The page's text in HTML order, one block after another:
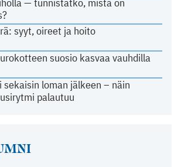
— tunnistatko, mistä on
syyt, oireet ja hoito
suosio kasvaa vauhdilla
sekaisin loman jälkeen – näin
palautuu